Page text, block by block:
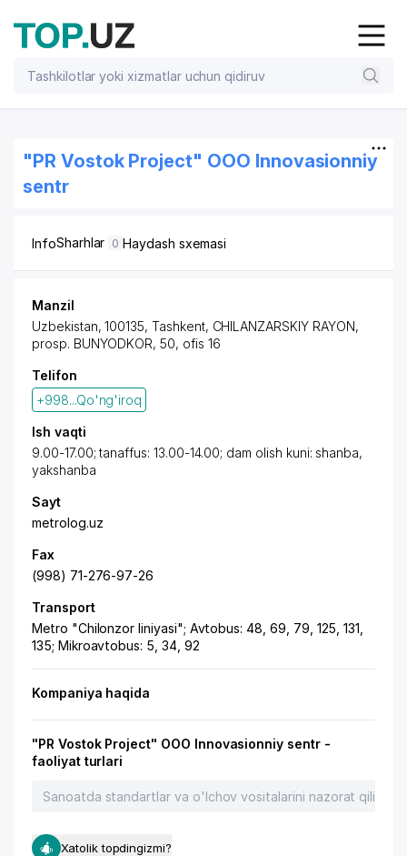
"PR Vostok Project" OOO Innovasionniy
sentr
InfoSharhlar 0 Haydash sxemasi
Manzil
Uzbekistan, 100135, Tashkent, CHILANZARSKIY RAYON,
prosp. BUNYODKOR, 50, ofis 16
Telifon
+998...Qo'ng'iroq
Ish vaqti
9.00-17.00; tanaffus: 13.00-14.00; dam olish kuni: shanba,
yakshanba
Sayt
metrolog.uz
Fax
(998) 71-276-97-26
Transport
Metro "Chilonzor liniyasi"; Avtobus: 48, 69, 79, 125, 131,
135; Mikroavtobus: 5, 34, 92
Kompaniya haqida
"PR Vostok Project" OOO Innovasionniy sentr -
faoliyat turlari
Sanoatda standartlar va o'lchov vositalarini nazorat qilish
Xatolik topdingizmi?